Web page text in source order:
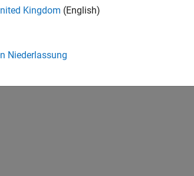
Kingdom (English)
Niederlassung